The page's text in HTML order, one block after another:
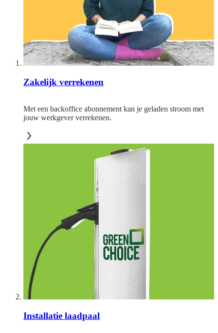
Zakelijk verrekenen
Met een backoffice abonnement kan je geladen stroom met
jouw werkgever verrekenen.
Installatie laadpaal